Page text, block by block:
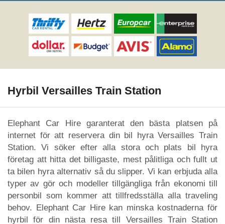
Hyrbil Versailles Train Station
Elephant Car Hire garanterat den bästa platsen på
internet för att reservera din bil hyra Versailles Train
Station. Vi söker efter alla stora och plats bil hyra
företag att hitta det billigaste, mest pålitliga och fullt ut
ta bilen hyra alternativ så du slipper. Vi kan erbjuda alla
typer av gör och modeller tillgängliga från ekonomi till
personbil som kommer att tillfredsställa alla traveling
behov. Elephant Car Hire kan minska kostnaderna för
hyrbil för din nästa resa till Versailles Train Station